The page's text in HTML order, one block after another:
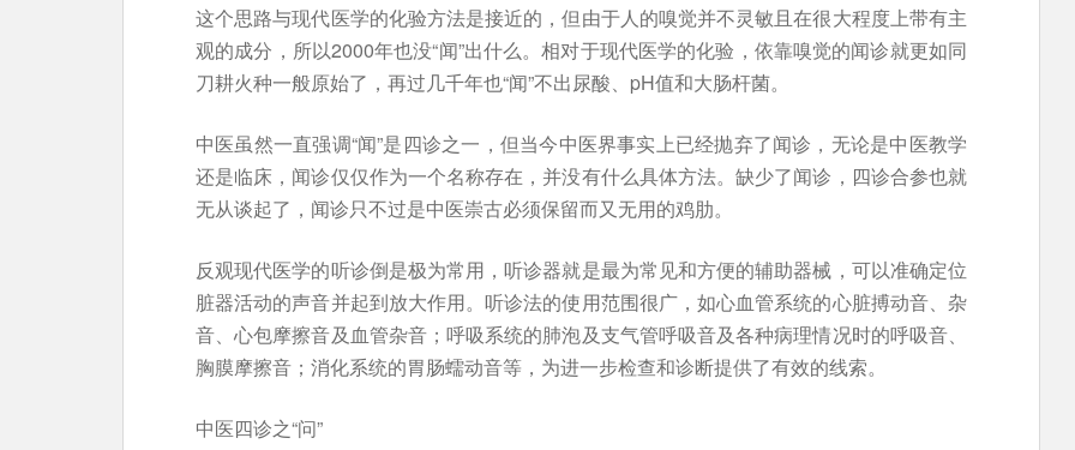
这个思路与现代医学的化验方法是接近的，但由于人的嗅觉并不灵敏且在很大程度上带有主
观的成分，所以2000年也没“闻”出什么。相对于现代医学的化验，依靠嗅觉的闻诊就更如同
刀耕火种一般原始了，再过几千年也“闻”不出尿酸、pH值和大肠杆菌。
中医虽然一直强调“闻”是四诊之一，但当今中医界事实上已经抛弃了闻诊，无论是中医教学
还是临床，闻诊仅仅作为一个名称存在，并没有什么具体方法。缺少了闻诊，四诊合参也就
无从谈起了，闻诊只不过是中医崇古必须保留而又无用的鸡肋。
反观现代医学的听诊倒是极为常用，听诊器就是最为常见和方便的辅助器械，可以准确定位
脏器活动的声音并起到放大作用。听诊法的使用范围很广，如心血管系统的心脏搏动音、杂
音、心包摩擦音及血管杂音；呼吸系统的肺泡及支气管呼吸音及各种病理情况时的呼吸音、
胸膜摩擦音；消化系统的胃肠蠕动音等，为进一步检查和诊断提供了有效的线索。
中医四诊之“问”